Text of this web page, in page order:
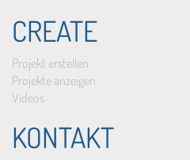
CREATE
Projekt erstellen
Projekte anzeigen
Videos
KONTAKT